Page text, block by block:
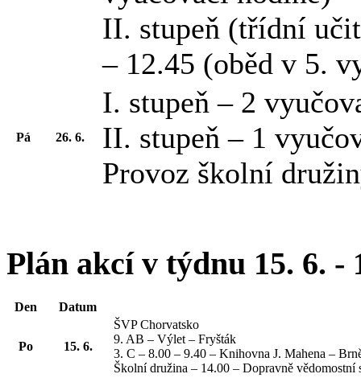
II. stupeň (třídní
– 12.45 (oběd v 5.
Pá 26. 6.
I. stupeň – 2
II. stupeň – 1
Provoz školní
Plán akcí v týdnu 15. 6. -
Den Datum
Po 15. 6.
ŠVP Chorvatsko
9. AB – Výlet – Fryšták
3. C – 8.00 – 9.40 – Knihovna J. Mahena –
Školní družina – 14.00 – Dopravně vědomostní